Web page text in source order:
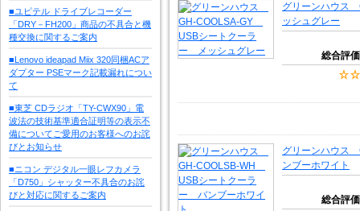
■ユピテル ドライブレコーダー
「DRY－FH200」商品の不具合と機
種交換に関するご案内
■Lenovo ideapad Miix 320同梱ACア
ダプター PSEマーク記載漏れについ
て
■東芝 CDラジオ「TY-CWX90」電
波法の技術基準適合証明等の表示不
備についてご愛用のお客様へのお詫
びとお知らせ
■ニコン デジタル一眼レフカメラ
「D750」シャッター不具合のお詫
びと対応に関するご案内
グリーンハウス
ッシュグレー
総合評価
グリーンハウス
ンブーホワイト
総合評価